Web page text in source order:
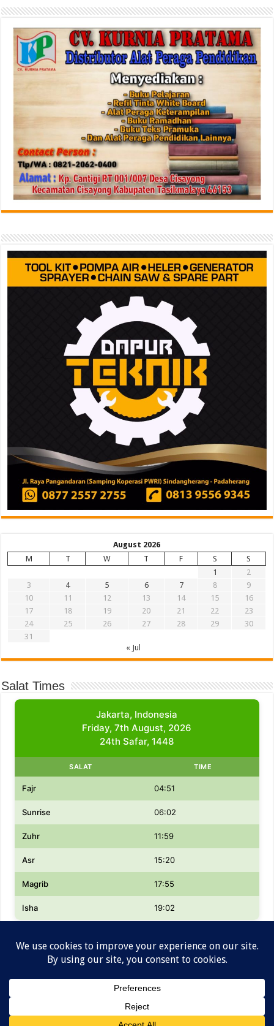
August 2026
M
T W T F S
S
1
2
3
4 5 6 7 8
9
10
11 12 13 14 15
16
17
18 19 20 21 22
23
24
25 26 27 28 29
30
31
« Jul
Salat Times
Jakarta, Indonesia
Friday, 7th August, 2026
24th Safar, 1448
SALAT TIME
Fajr 04:51
Sunrise 06:02
Zuhr 11:59
Asr 15:20
Magrib 17:55
Isha 19:02
Lowongan kerja dan Informasi Gaji